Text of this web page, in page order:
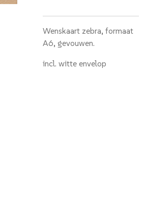
Wenskaart zebra, formaat
A6, gevouwen.
incl. witte envelop